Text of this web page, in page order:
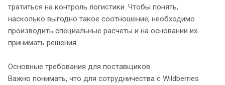
тратиться на контроль логистики. Чтобы понять,
насколько выгодно такое соотношение, необходимо
производить специальные расчеты и на основании их
принимать решения.
Основные требования для поставщиков
Важно понимать, что для сотрудничества с Wildberries